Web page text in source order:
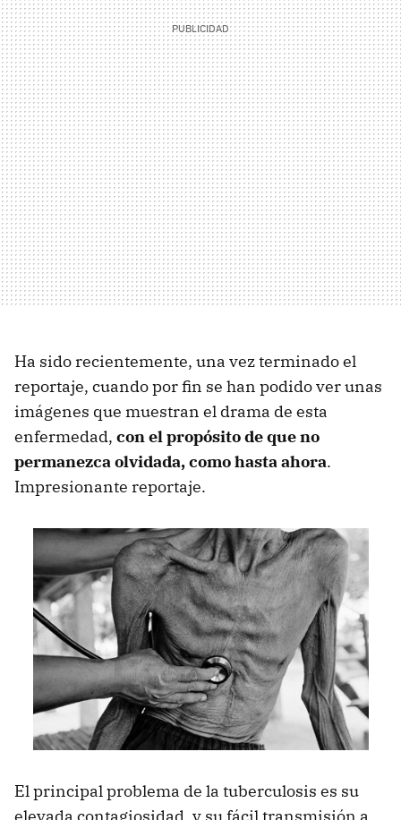
Ha sido recientemente, una vez terminado el
reportaje, cuando por fin se han podido ver unas
imágenes que muestran el drama de esta
enfermedad, con el propósito de que no
permanezca olvidada, como hasta ahora.
Impresionante reportaje.
El principal problema de la tuberculosis es su